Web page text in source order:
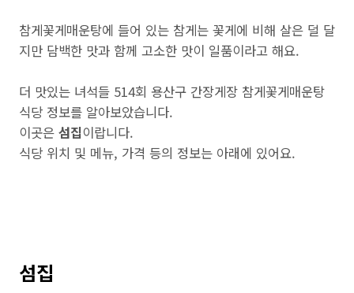
참게꽃게매운탕에 들어 있는 참게는 꽃게에 비해 살은 덜 달
지만 담백한 맛과 함께 고소한 맛이 일품이라고 해요.
더 맛있는 녀석들 514회 용산구 간장게장 참게꽃게매운탕
식당 정보를 알아보았습니다.
이곳은 섬집이랍니다.
식당 위치 및 메뉴, 가격 등의 정보는 아래에 있어요.
섬집